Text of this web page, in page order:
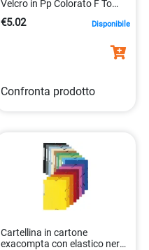
Velcro in Pp Colorato F To
57380e 82468a
€5.02 Disponibile
Confronta prodotto
Cartellina in cartone
exacompta con elastico nera